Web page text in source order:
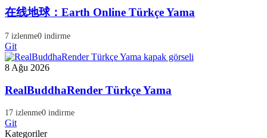
在线地球：Earth Online Türkçe Yama
7 izlenme0 indirme
Git
8 Ağu 2026
RealBuddhaRender Türkçe Yama
17 izlenme0 indirme
Git
Kategoriler